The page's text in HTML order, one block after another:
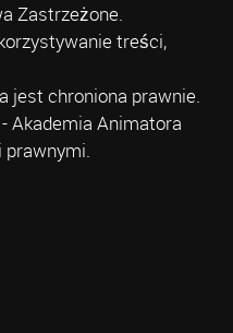
Zastrzeżone.
treści,
jest chroniona prawnie.
Akademia Animatora
prawnymi.